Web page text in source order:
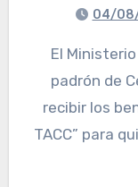
04/
El Ministerio de Desarrollo Social publicó el
padrón de
recibir los
TACC” para